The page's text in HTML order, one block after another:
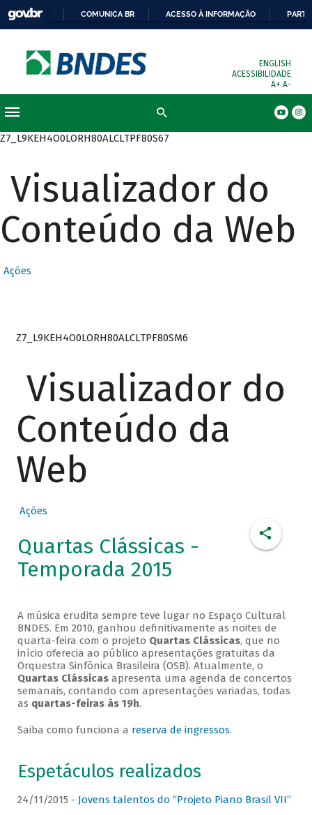
COMUNICA BR ACESSO À INFORMAÇÃO
ENGLISH
ACESSIBILIDADE
A+ A-
Z7_L9KEH4O0LORH80ALCLTPF80S67
Visualizador do
Conteúdo da Web
Ações
Z7_L9KEH4O0LORH80ALCLTPF80SM6
Visualizador do
Conteúdo da
Web
Ações
Quartas Clássicas -
Temporada 2015
A música erudita sempre teve lugar no Espaço Cultural
BNDES. Em 2010, ganhou definitivamente as noites de
quarta-feira com o projeto Quartas Clássicas, que no
início oferecia ao público apresentações gratuitas da
Orquestra Sinfônica Brasileira (OSB). Atualmente, o
Quartas Clássicasapresenta uma agenda de concertos
semanais, contando com apresentações variadas, todas
as quartas-feiras às 19h.
Saiba como funciona a reserva de ingressos.
Espetáculos realizados
24/11/2015 - Jovens talentos do “Projeto Piano Brasil VII”